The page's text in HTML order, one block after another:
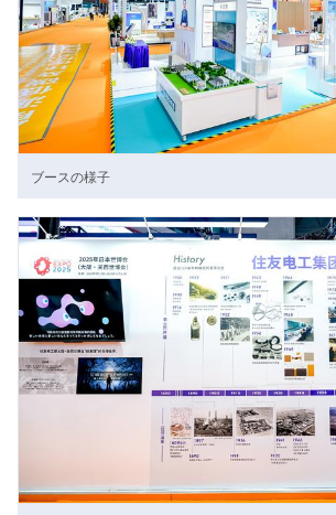
ブースの様子